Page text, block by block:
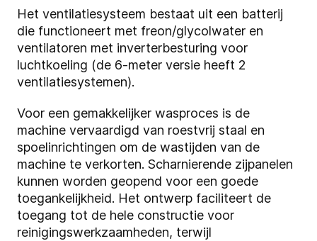
Het ventilatiesysteem bestaat uit een batterij
die functioneert met freon/glycolwater en
ventilatoren met inverterbesturing voor
luchtkoeling (de 6-meter versie heeft 2
ventilatiesystemen).
Voor een gemakkelijker wasproces is de
machine vervaardigd van roestvrij staal en
spoelinrichtingen om de wastijden van de
machine te verkorten. Scharnierende zijpanelen
kunnen worden geopend voor een goede
toegankelijkheid. Het ontwerp faciliteert de
toegang tot de hele constructie voor
reinigingswerkzaamheden, terwijl